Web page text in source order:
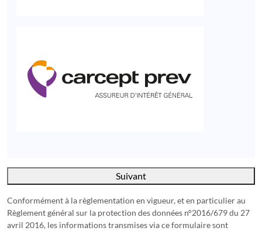
Conformément à la règlementation en vigueur, et en particulier au
Règlement général sur la protection des données n°2016/679 du 27
avril 2016, les informations transmises via ce formulaire sont